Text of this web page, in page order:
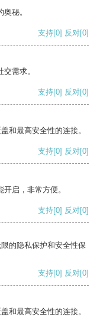
秘。
支持[0] 反对[0]
需求。
支持[0] 反对[0]
和最高安全性的连接。
支持[0] 反对[0]
启，非常方便。
支持[0] 反对[0]
的隐私保护和安全性保
支持[0] 反对[0]
和最高安全性的连接。